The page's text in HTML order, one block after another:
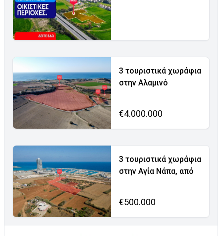
3 τουριστικά χωράφια
στην Αλαμινό
€4.000.000
3 τουριστικά χωράφια
στην Αγία Νάπα, από
€500.000